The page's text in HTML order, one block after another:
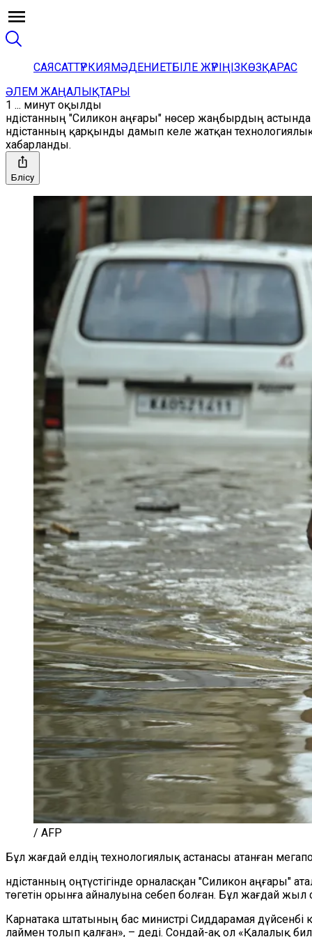
САЯСАТТҮРКИЯМӘДЕНИЕТБІЛЕ ЖҮРІҢІЗКӨЗҚАРАС
ӘЛЕМ ЖАҢАЛЫҚТАРЫ
1 ... минут оқылды
Үндістанның "Силикон аңғары" нөсер жаңбырдың астында
Үндістанның қарқынды дамып келе жатқан
хабарланды.
Бөлісу
/ AFP
Бұл жағдай елдің технологиялық астанасы атанған
Үндістанның оңтүстігінде орналасқан "Силикон
төгетін орынға айналуына себеп болған. Бұл жағдай
Карнатака штатының бас министрі Сиддарамая дүйсенбі
лаймен толып қалған», – деді. Сондай-ақ ол «Қалалық